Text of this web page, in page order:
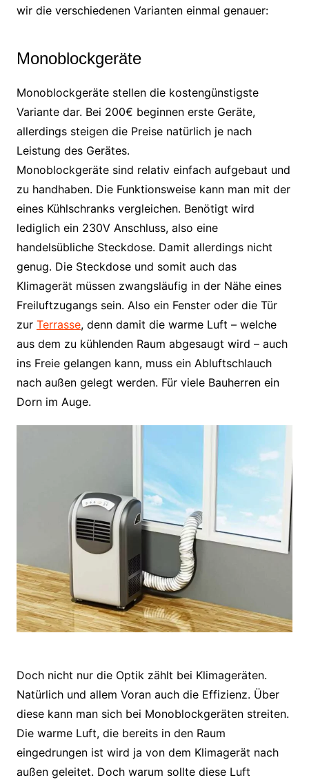
wir die verschiedenen Varianten einmal genauer:
Monoblockgeräte
Monoblockgeräte stellen die kostengünstigste
Variante dar. Bei 200€ beginnen erste Geräte,
allerdings steigen die Preise natürlich je nach
Leistung des Gerätes.
Monoblockgeräte sind relativ einfach aufgebaut und
zu handhaben. Die Funktionsweise kann man mit der
eines Kühlschranks vergleichen. Benötigt wird
lediglich ein 230V Anschluss, also eine
handelsübliche Steckdose. Damit allerdings nicht
genug. Die Steckdose und somit auch das
Klimagerät müssen zwangsläufig in der Nähe eines
Freiluftzugangs sein. Also ein Fenster oder die Tür
zur Terrasse, denn damit die warme Luft – welche
aus dem zu kühlenden Raum abgesaugt wird – auch
ins Freie gelangen kann, muss ein Abluftschlauch
nach außen gelegt werden. Für viele Bauherren ein
Dorn im Auge.
Doch nicht nur die Optik zählt bei Klimageräten.
Natürlich und allem Voran auch die Effizienz. Über
diese kann man sich bei Monoblockgeräten streiten.
Die warme Luft, die bereits in den Raum
eingedrungen ist wird ja von dem Klimagerät nach
außen geleitet. Doch warum sollte diese Luft